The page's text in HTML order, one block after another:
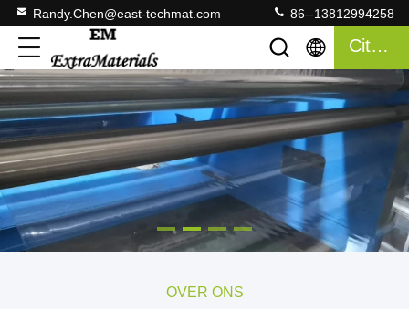
Randy.Chen@east-techmat.com 86--13812994258
Citaat
OVER ONS